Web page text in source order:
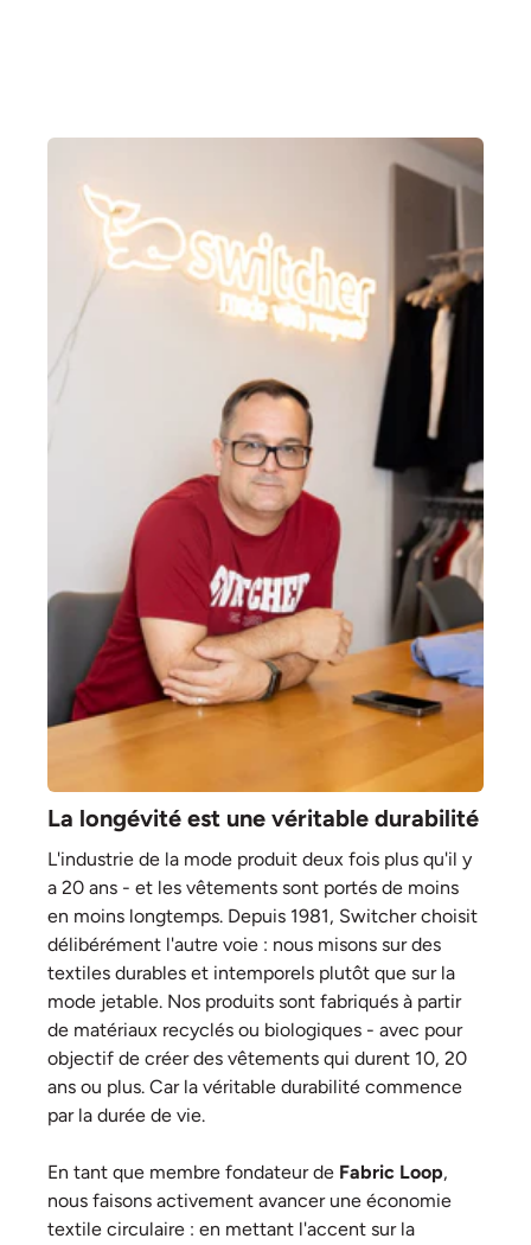
La longévité est une véritable durabilité
L'industrie de la mode produit deux fois plus qu'il y
a 20 ans - et les vêtements sont portés de moins
en moins longtemps. Depuis 1981, Switcher choisit
délibérément l'autre voie : nous misons sur des
textiles durables et intemporels plutôt que sur la
mode jetable. Nos produits sont fabriqués à partir
de matériaux recyclés ou biologiques - avec pour
objectif de créer des vêtements qui durent 10, 20
ans ou plus. Car la véritable durabilité commence
par la durée de vie.
En tant que membre fondateur de Fabric Loop,
nous faisons activement avancer une économie
textile circulaire : en mettant l'accent sur la